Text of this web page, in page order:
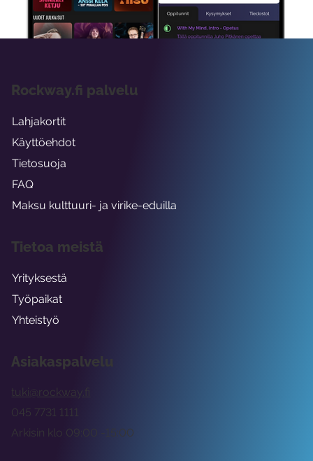
Asiakaspalvelu
tuki@rockway.fi
Arkisin klo 09:00 -15:00
045 7731 1111
Rockway.fi palvelu
Lahjakortit
Käyttöehdot
Tietosuoja
FAQ
Maksu kulttuuri- ja virike-eduilla
Tietoa meistä
Yrityksestä
Työpaikat
Yhteistyö